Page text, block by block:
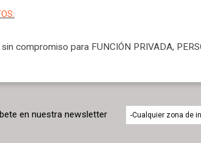
compromiso para FUNCIÓN PRIVADA,
en nuestra newsletter